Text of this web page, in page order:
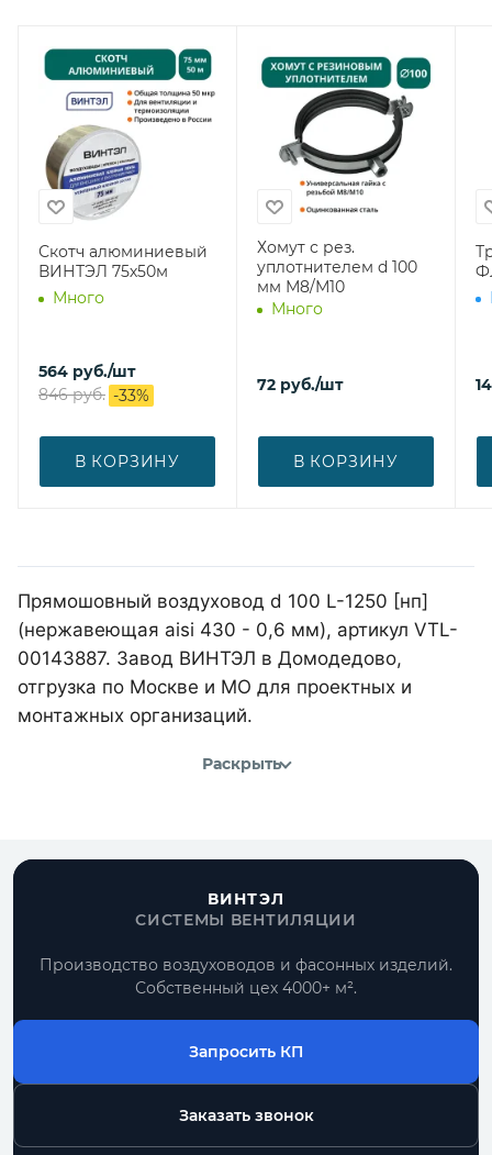
Скотч алюминиевый
ВИНТЭЛ 75х50м
Много
564 руб./шт
846руб. -33%
В КОРЗИНУ
Хомут с рез.
уплотнителем d 100
мм М8/М10
Много
72 руб./шт
В КОРЗИНУ
Прямошовный воздуховод d 100 L-1250 [нп]
(нержавеющая aisi 430 - 0,6 мм), артикул VTL-
00143887. Завод ВИНТЭЛ в Домодедово,
отгрузка по Москве и МО для проектных и
монтажных организаций.
Раскрыть
ВИНТЭЛ
СИСТЕМЫ ВЕНТИЛЯЦИИ
Производство воздуховодов и фасонных изделий.
Собственный цех 4000+ м².
Запросить КП
Заказать звонок